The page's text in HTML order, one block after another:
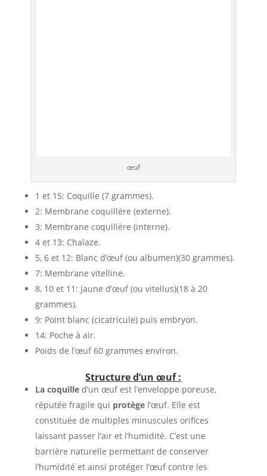
œuf
1 et 15: Coquille (7 grammes).
2: Membrane coquillère (externe).
3: Membrane coquillère (interne).
4 et 13: Chalaze.
5, 6 et 12: Blanc d’œuf (ou albumen)(30 grammes).
7: Membrane vitelline.
8, 10 et 11: Jaune d’œuf (ou vitellus)(18 à 20
grammes).
9: Point blanc (cicatricule) puis embryon.
14: Poche à air.
Poids de l’œuf 60 grammes environ.
Structure d’un œuf :
La coquilled’un œuf est l’enveloppe poreuse,
réputée fragile qui protègel’œuf. Elle est
constituée de multiples minuscules orifices
laissant passer l’air et l’humidité. C’est une
barrière naturelle permettant de conserver
l’humidité et ainsi protéger l’œuf contre les